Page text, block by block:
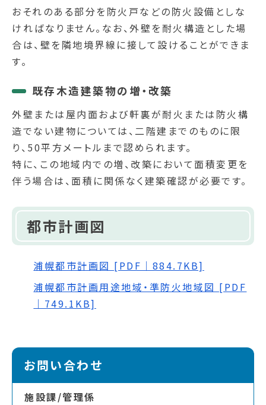
おそれのある部分を防火戸などの防火設備としな
ければなりません。なお、外壁を耐火構造とした場
合は、壁を隣地境界線に接して設けることができま
す。
既存木造建築物の増・改築
外壁または屋内面および軒裏が耐火または防火構
造でない建物については、二階建までのものに限
り、50平方メートルまで認められます。
特に、この地域内での増、改築において面積変更を
伴う場合は、面積に関係なく建築確認が必要です。
都市計画図
浦幌都市計画図 [PDF｜884.7KB]
浦幌都市計画用途地域・準防火地域図 [PDF
｜749.1KB]
お問い合わせ
施設課/管理係